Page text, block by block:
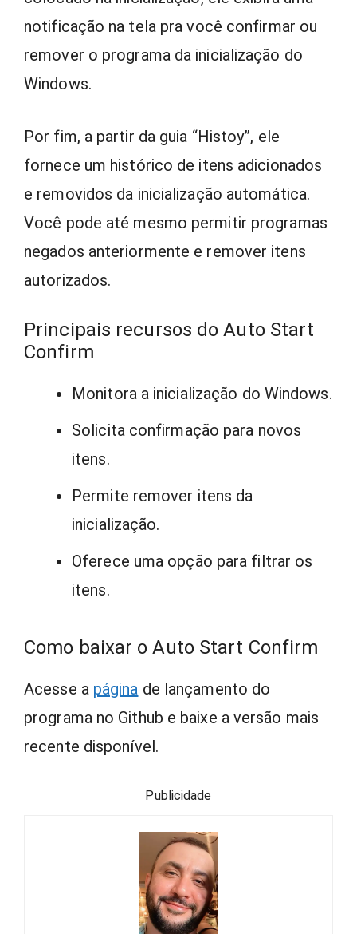
notificação na tela pra você confirmar ou
remover o programa da inicialização do
Windows.
Por fim, a partir da guia “Histoy”, ele
fornece um histórico de itens adicionados
e removidos da inicialização automática.
Você pode até mesmo permitir programas
negados anteriormente e remover itens
autorizados.
Principais recursos do Auto Start
Confirm
Monitora a inicialização do Windows.
Solicita confirmação para novos
itens.
Permite remover itens da
inicialização.
Oferece uma opção para filtrar os
itens.
Como baixar o Auto Start Confirm
Acesse a página de lançamento do
programa no Github e baixe a versão mais
recente disponível.
Publicidade